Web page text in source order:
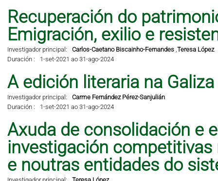
Recuperación do
Emigración, exilio e
Investigador principal: Carlos-Caetano Biscainho-Fernandes,Teresa López
Duración :
1-set-2021 ao 31-ago-2024
A edición literaria na
Investigador principal:
Carme Fernández Pérez-Sanjulián
Duración :
1-set-2021 ao 31-ago-2024
Axuda de consolidación e
investigación competitivas
e noutras entidades do